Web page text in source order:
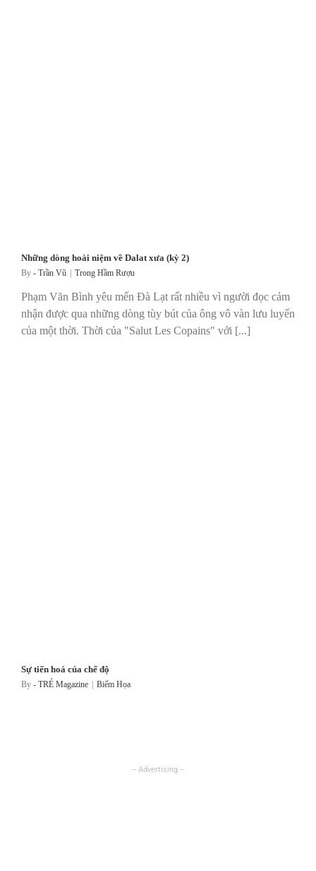
Những dòng hoài niệm về Dalat xưa (kỳ 2)
By - Trần Vũ Trong Hầm Rượu
Phạm Văn Bình yêu mến Đà Lạt rất nhiều vì người đọc cảm
nhận được qua những dòng tùy bút của ông vô vàn lưu luyến
của một thời. Thời của "Salut Les Copains" với [...]
Sự tiến hoá của chế độ
By - TRẺ Magazine | Biếm Họa